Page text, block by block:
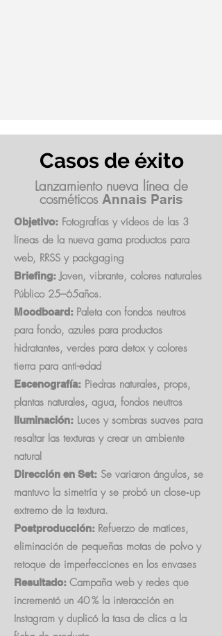
Casos de éxito
Lanzamiento nueva línea de
cosméticos Annais Paris
Objetivo: Fotografías y vídeos de las 3
líneas de la nueva gama productos para
web, RRSS y packgaging
Briefing: Joven, vibrante, colores naturales
Público 25–65años.
Moodboard: Paleta con fondos neutros
para fondo, azules para productos
hidratantes, verdes para detox y colores
tierra para anti-edad
Escenografía: Piedras naturales, props,
plantas naturales, agua, fondos neutros
Iluminación: Luces y sombras suaves para
resaltar las texturas y crear un ambiente
natural
Dirección en Set: Se variaron ángulos, se
mantuvo la simetría y se probó un close‑up
extremo de la textura.
Postproducción: Refuerzo de matices,
eliminación de pequeñas motas de polvo y
retoque de imperfecciones en los envases
Resultado: Campaña web y redes que
incrementó un 40 % la interacción en
Instagram y duplicó la tasa de clics a la